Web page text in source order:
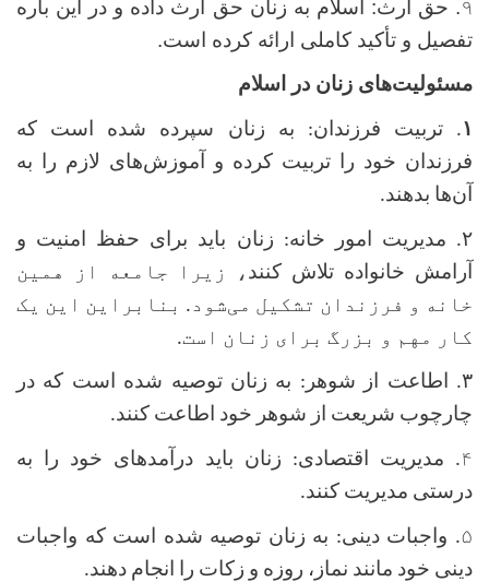
۹. حق ارث: اسلام به زنان حق ارث داده و در این باره
تفصیل و تأکید کاملی ارائه کرده است.
مسئولیت‌های زنان در اسلام
۱ .تربیت فرزندان: به زنان سپرده شده است که
فرزندان خود را تربیت کرده و آموزش‌های لازم را به
آن‌ها بدهند.
۲.
مدیریت امور خانه: زنان باید برای حفظ امنیت و
آرامش خانواده تلاش کنند ، زیرا جامعه از همین
خانه و فرزندان تشکیل می‌شود. بنابراین این یک
کار مهم و بزرگ برای زنان است.
۳.
اطاعت از شوهر: به زنان توصیه شده است که در
چارچوب شریعت از شوهر خود اطاعت کنند.
۴. مدیریت اقتصادی: زنان باید درآمدهای خود را به
درستی مدیریت کنند.
۵. واجبات دینی: به زنان توصیه شده است که واجبات
دینی خود مانند نماز، روزه و زکات را انجام دهند.